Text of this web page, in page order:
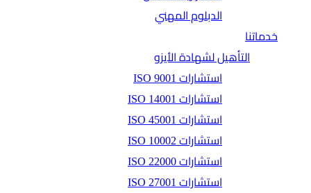
الدبلوم المهني
خدماتنا
التأهيل لشهادة الأيزو
استشارات ISO 9001
استشارات ISO 14001
استشارات ISO 45001
استشارات ISO 10002
استشارات ISO 22000
استشارات ISO 27001